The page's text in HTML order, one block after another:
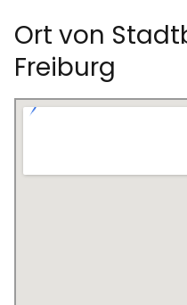
Ort von
Freiburg